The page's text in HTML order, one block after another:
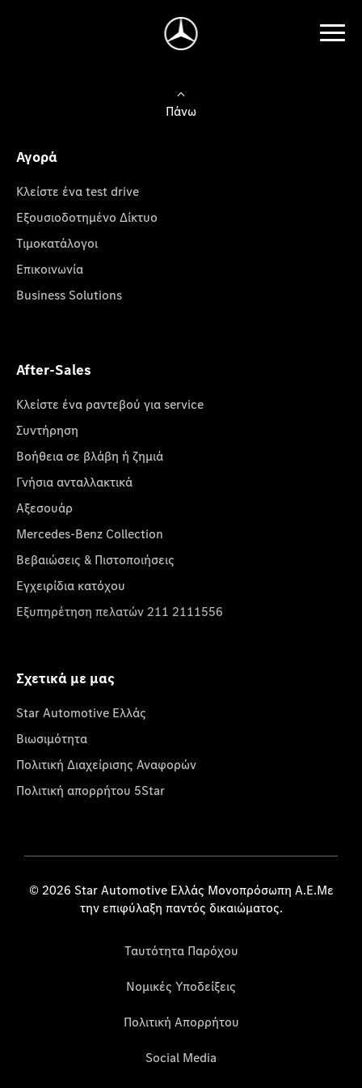
Πάνω
Αγορά
Κλείστε ένα test drive
Εξουσιοδοτημένο Δίκτυο
Τιμοκατάλογοι
Επικοινωνία
Business Solutions
After-Sales
Κλείστε ένα ραντεβού για service
Συντήρηση
Βοήθεια σε βλάβη ή ζημιά
Γνήσια ανταλλακτικά
Αξεσουάρ
Mercedes-Benz Collection
Βεβαιώσεις & Πιστοποιήσεις
Εγχειρίδια κατόχου
Εξυπηρέτηση πελατών 211 2111556
Σχετικά με μας
Star Automotive Ελλάς
Βιωσιμότητα
Πολιτική Διαχείρισης Αναφορών
Πολιτική απορρήτου 5Star
© 2026 Star Automotive Ελλάς Μονοπρόσωπη Α.Ε.Με
την επιφύλαξη παντός δικαιώματος.
Ταυτότητα Παρόχου
Νομικές Υποδείξεις
Πολιτική Απορρήτου
Social Media